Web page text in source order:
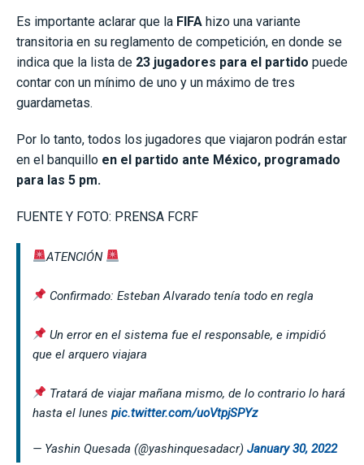
Es importante aclarar que la FIFA hizo una variante
transitoria en su reglamento de competición, en donde se
indica que la lista de 23 jugadores para el partido puede
contar con un mínimo de uno y un máximo de tres
guardametas.
Por lo tanto, todos los jugadores que viajaron podrán estar
en el banquillo en el partido ante México, programado
para las 5 pm.
FUENTE Y FOTO: PRENSA FCRF
ATENCIÓN
Confirmado: Esteban Alvarado tenía todo en regla
Un error en el sistema fue el responsable, e impidió
que el arquero viajara
Tratará de viajar mañana mismo, de lo contrario lo hará
hasta el lunes pic.twitter.com/uoVtpjSPYz
— Yashin Quesada (@yashinquesadacr) January 30, 2022